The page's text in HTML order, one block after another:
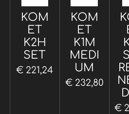
KOM
ET
K2H
SET
€ 221,24
KOM
ET
K1M
MEDI
UM
€ 232,80
€